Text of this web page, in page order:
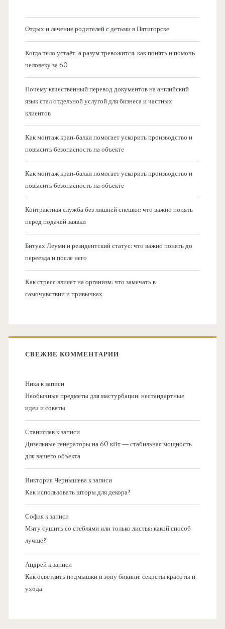
Отдых и лечение родителей с детьми в Пятигорске
Когда тело устаёт, а разум тревожится: как понять и помочь
человеку за 60
Почему качественный перевод документов на английский
язык стал отдельной услугой для бизнеса и частных
клиентов
Как монтаж кран-балки помогает ускорить производство и
повысить безопасность на объекте
Как монтаж кран-балки помогает ускорить производство и
повысить безопасность на объекте
Контрактная служба без лишней спешки: что важно понять
перед подачей заявки
Битуах Леуми и резидентский статус: что важно понять до
переезда и после него
Как стресс влияет на организм: что замечать в
самочувствии и привычках
СВЕЖИЕ КОММЕНТАРИИ
Никак записи
Необычные предметы для мастурбации: нестандартные
идеи и советы
Станиславк записи
Дизельные генераторы на 60 кВт — стабильная мощность
для вашего объекта
Виктория Чернышевак записи
Как использовать шторы для декора?
Софияк записи
Мяту сушить со стеблями или только листья: какой способ
лучше?
Андрейк записи
Как осветлить подмышки и зону бикини: секреты красоты и
ухода